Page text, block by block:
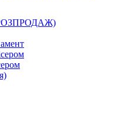
(РОЗПРОДАЖ)